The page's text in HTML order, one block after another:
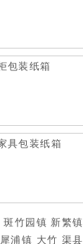
包装纸箱
具包装纸箱
斑竹园镇 新繁镇
犀浦镇 大竹 渠县